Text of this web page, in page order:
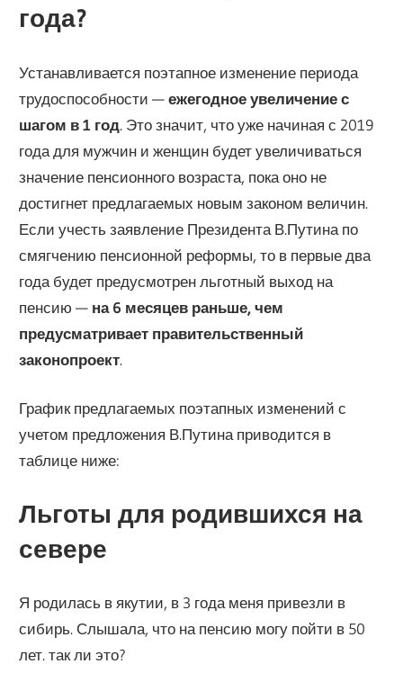
года?
Устанавливается поэтапное изменение периода
трудоспособности —ежегодное увеличение с
шагом в 1 год. Это значит, что уже начиная с 2019
года для мужчин и женщин будет увеличиваться
значение пенсионного возраста, пока оно не
достигнет предлагаемых новым законом величин.
Если учесть заявление Президента В.Путина по
смягчению пенсионной реформы, то в первые два
года будет предусмотрен льготный выход на
пенсию — на 6 месяцев раньше, чем
предусматривает правительственный
законопроект.
График предлагаемых поэтапных изменений с
учетом предложения В.Путина приводится в
таблице ниже:
Льготы для родившихся на
севере
Я родилась в якутии, в 3 года меня привезли в
сибирь. Слышала, что на пенсию могу пойти в 50
лет. так ли это?